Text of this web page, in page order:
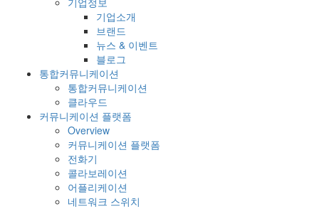
기업소개
브랜드
뉴스 & 이벤트
블로그
통합커뮤니케이션
통합커뮤니케이션
클라우드
커뮤니케이션 플랫폼
Overview
커뮤니케이션 플랫폼
전화기
콜라보레이션
어플리케이션
네트워크 스위치